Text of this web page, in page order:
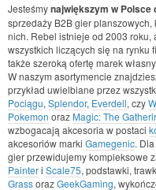
Jesteśmynajwiększym w Polsce
sprzedaży B2B gier
nich. Rebel istnieje od 2003 roku,
wszystkich liczących się na rynku
także szeroką ofertę marek
W naszym asortymencie
przykład uwielbiane przez
Pociągu, Splendor, Everdell, czy
Pokemon oraz Magic: The
wzbogacają akcesoria w postaci
akcesoriów marki Gamegenic.
gier przewidujemy kompleksowe
Painteri Scale75, podstawki,
GrassorazGeekGaming,